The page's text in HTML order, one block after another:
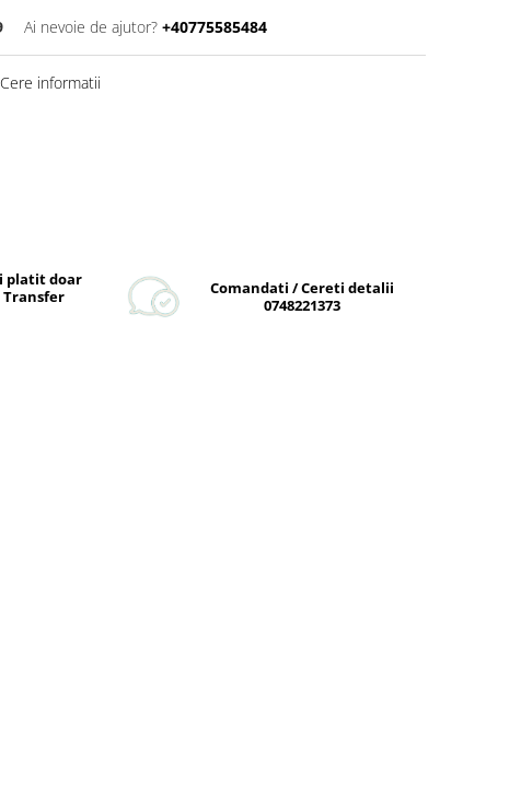
Ai nevoie de ajutor? +40775585484
Cere informatii
platit doar
Transfer
Comandati / Cereti detalii
0748221373